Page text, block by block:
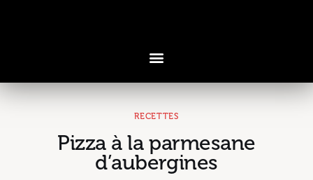
Voyages & Saveurs
RECETTES
Pizza à la parmesane
d’aubergines